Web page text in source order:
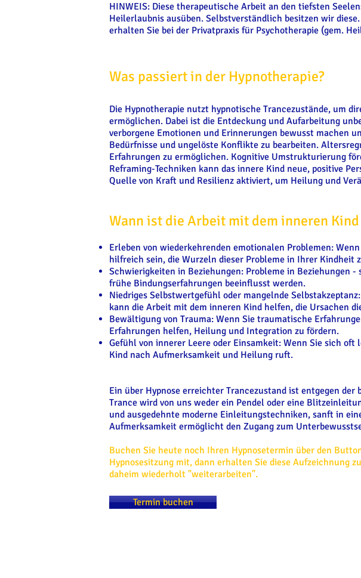
HINWEIS: Diese therapeutische Arbeit an den tiefsten
Heilerlaubnis ausüben. Selbstverständlich besitzen wir
erhalten Sie bei der Privatpraxis für Psychotherapie (gem.
Was passiert in der Hypnotherapie?
Die Hypnotherapie nutzt hypnotische Trancezustände, um
ermöglichen. Dabei ist die Entdeckung und Aufarbeitung
verborgene Emotionen und Erinnerungen bewusst machen
Bedürfnisse und ungelöste Konflikte zu bearbeiten.
Erfahrungen zu ermöglichen. Kognitive Umstrukturierung
Reframing-Techniken kann das innere Kind neue, positive
Quelle von Kraft und Resilienz aktiviert, um Heilung und
Wann ist die Arbeit mit dem inneren
Erleben von wiederkehrenden emotionalen Problemen:
hilfreich sein, die Wurzeln dieser Probleme in Ihrer Kindheit
Schwierigkeiten in Beziehungen: Probleme in Beziehungen
frühe Bindungserfahrungen beeinflusst werden.
Niedriges Selbstwertgefühl oder mangelnde
kann die Arbeit mit dem inneren Kind helfen, die Ursachen
Bewältigung von Trauma: Wenn Sie traumatische
Erfahrungen helfen, Heilung und Integration zu fördern.
Gefühl von innerer Leere oder Einsamkeit: Wenn Sie sich
Kind nach Aufmerksamkeit und Heilung ruft.
Ein über Hypnose erreichter Trancezustand ist entgegen
Trance wird von uns weder ein Pendel oder eine
und ausgedehnte moderne Einleitungstechniken, sanft in
Aufmerksamkeit ermöglicht den Zugang zum
Buchen Sie heute noch Ihren Hypnosetermin über den
Hypnosesitzung mit, dann erhalten Sie diese Aufzeichnung
daheim wiederholt "weiterarbeiten".
Termin buchen